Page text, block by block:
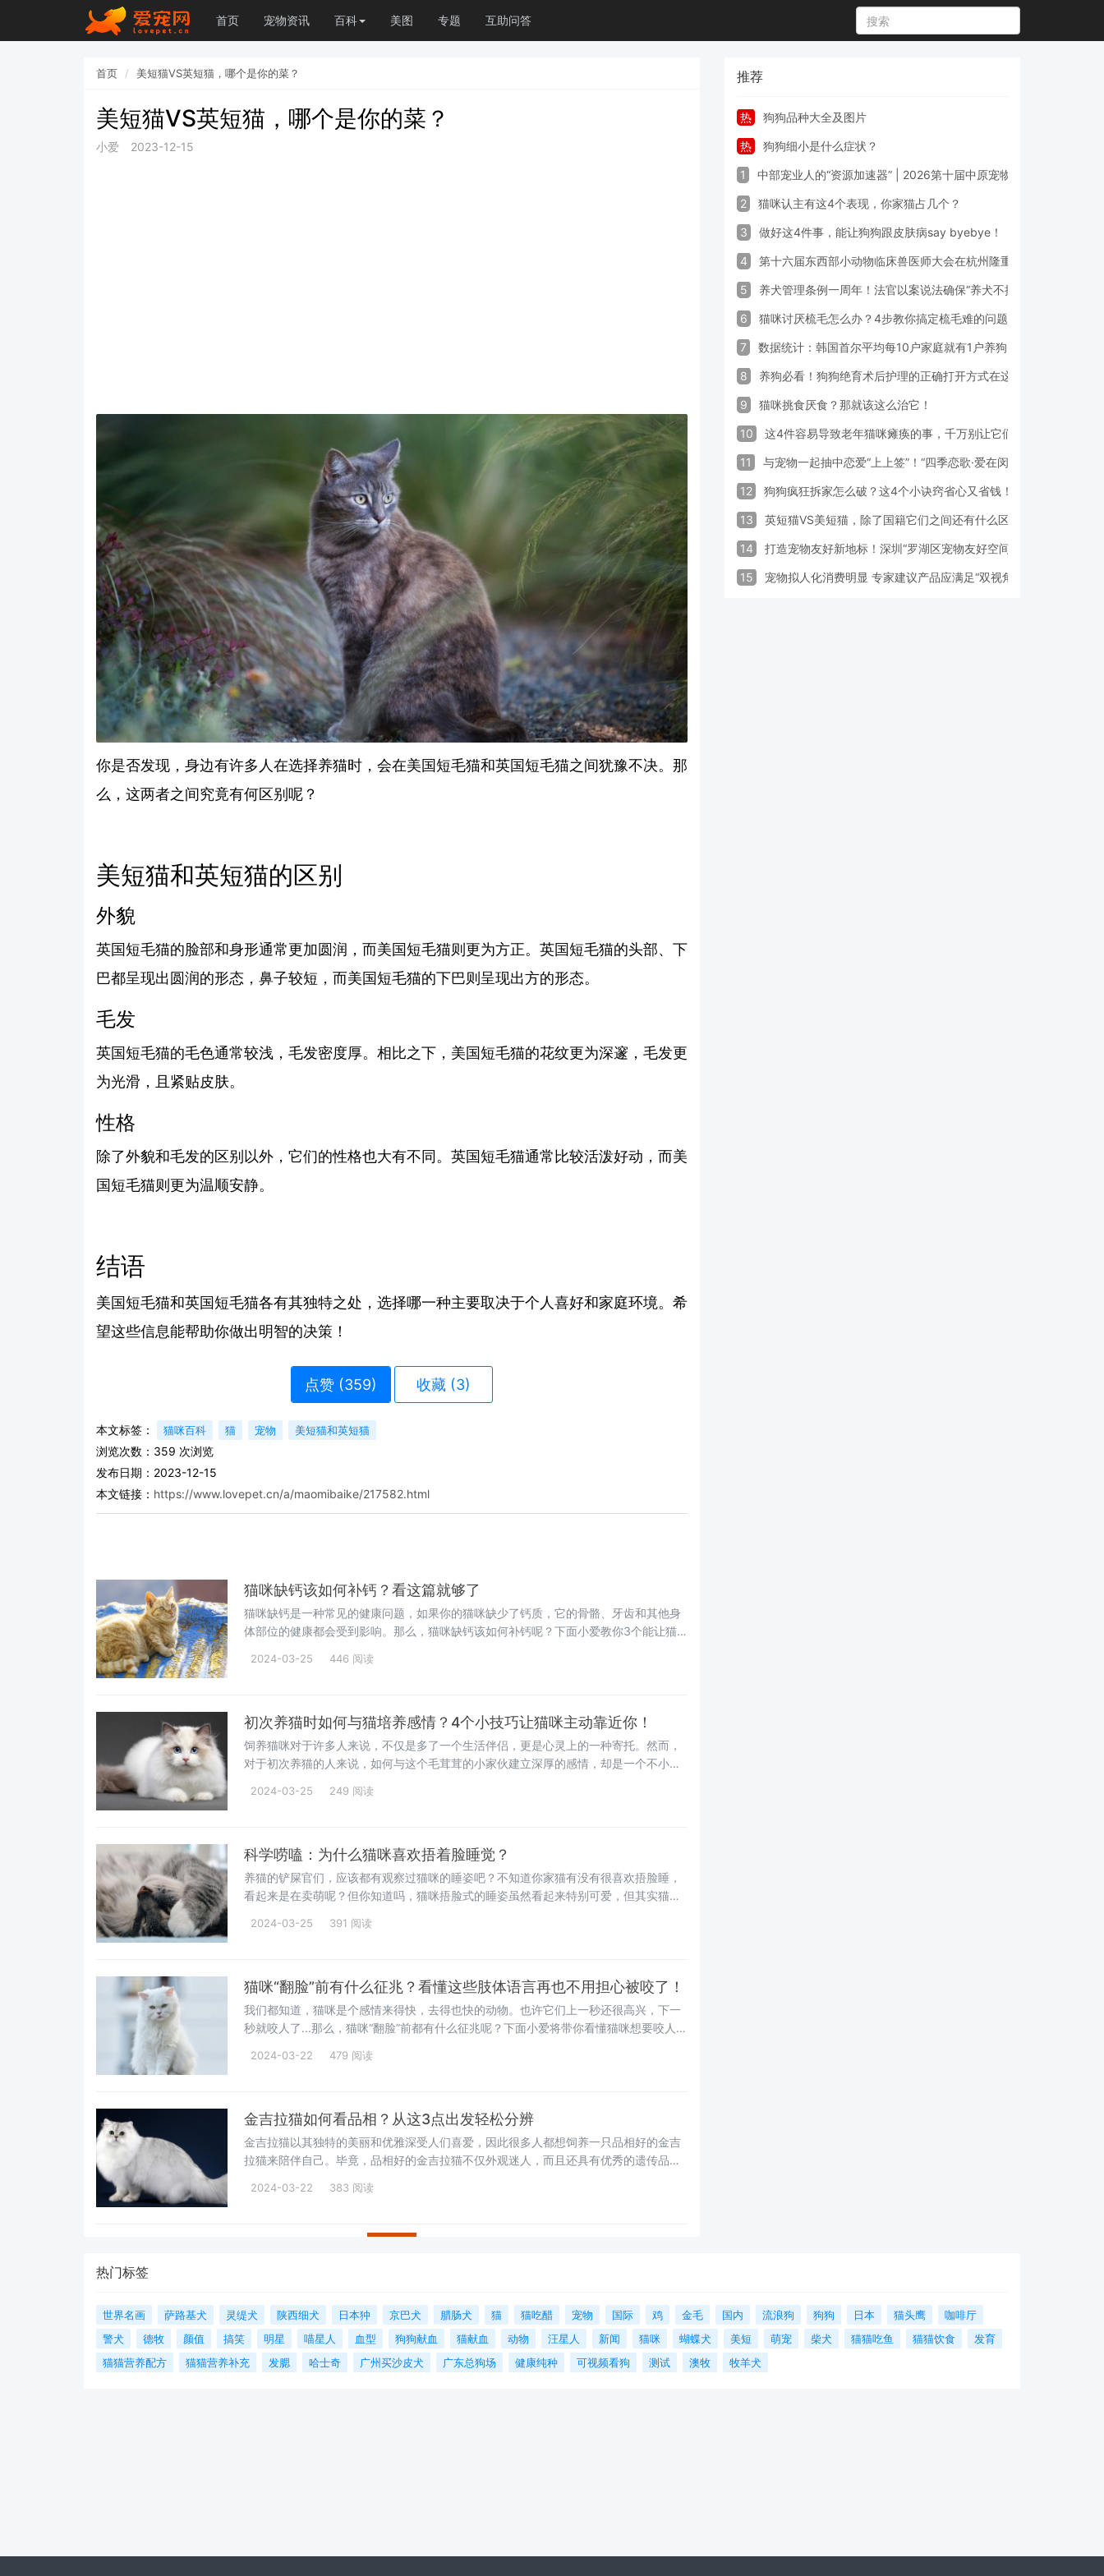
首页 宠物资讯 百科 美图 专题 互助问答
首页 美短猫VS英短猫，哪个是你的菜？
美短猫VS英短猫，哪个是你的菜？
小爱 2023-12-15
你是否发现，身边有许多人在选择养猫时，会在美国短毛猫和英国短毛猫之间犹豫不决。那
么，这两者之间究竟有何区别呢？
美短猫和英短猫的区别
外貌
英国短毛猫的脸部和身形通常更加圆润，而美国短毛猫则更为方正。英国短毛猫的头部、下
巴都呈现出圆润的形态，鼻子较短，而美国短毛猫的下巴则呈现出方的形态。
毛发
英国短毛猫的毛色通常较浅，毛发密度厚。相比之下，美国短毛猫的花纹更为深邃，毛发更
为光滑，且紧贴皮肤。
性格
除了外貌和毛发的区别以外，它们的性格也大有不同。英国短毛猫通常比较活泼好动，而美
国短毛猫则更为温顺安静。
结语
美国短毛猫和英国短毛猫各有其独特之处，选择哪一种主要取决于个人喜好和家庭环境。希
望这些信息能帮助你做出明智的决策！
点赞 (359) 收藏 (3)
本文标签： 猫咪百科 猫 宠物 美短猫和英短猫
浏览次数： 359 次浏览
发布日期：2023-12-15
本文链接： https://www.lovepet.cn/a/maomibaike/217582.html
猫咪缺钙该如何补钙？看这篇就够了
猫咪缺钙是一种常见的健康问题，如果你的猫咪缺少了钙质，它的骨骼、牙齿和其他身
体部位的健康都会受到影响。那么，猫咪缺钙该如何补钙呢？下面小爱教你3个能让猫
2024-03-25 446 阅读
初次养猫时如何与猫培养感情？4个小技巧让猫咪主动靠近你！
饲养猫咪对于许多人来说，不仅是多了一个生活伴侣，更是心灵上的一种寄托。然而，
对于初次养猫的人来说，如何与这个毛茸茸的小家伙建立深厚的感情，却是一个不小的
屎官不妨试试以下4个办法，试完保证让猫咪主动靠近你~
2024-03-25 249 阅读
科学唠嗑：为什么猫咪喜欢捂着脸睡觉？
养猫的铲屎官们，应该都有观察过猫咪的睡姿吧？不知道你家猫有没有很喜欢捂脸睡，
看起来是在卖萌呢？但你知道吗，猫咪捂脸式的睡姿虽然看起来特别可爱，但其实猫咪
2024-03-25 391 阅读
猫咪“翻脸”前有什么征兆？看懂这些肢体语言再也不用担心被咬了！
我们都知道，猫咪是个感情来得快，去得也快的动物。也许它们上一秒还很高兴，下一
秒就咬人了...那么，猫咪“翻脸”前都有什么征兆呢？下面小爱将带你看懂猫咪想要咬人前
2024-03-22 479 阅读
金吉拉猫如何看品相？从这3点出发轻松分辨
金吉拉猫以其独特的美丽和优雅深受人们喜爱，因此很多人都想饲养一只品相好的金吉
拉猫来陪伴自己。毕竟，品相好的金吉拉猫不仅外观迷人，而且还具有优秀的遗传品
晓！
2024-03-22 383 阅读
推荐
热 狗狗品种大全及图片
热 狗狗细小是什么症状？
1 中部宠业人的“资源加速器” | 2026第十届中原宠物展专业观众预登
2 猫咪认主有这4个表现，你家猫占几个？
3 做好这4件事，能让狗狗跟皮肤病say byebye！
4 第十六届东西部小动物临床兽医师大会在杭州隆重开幕
5 养犬管理条例一周年！法官以案说法确保“养犬不掉链”
6 猫咪讨厌梳毛怎么办？4步教你搞定梳毛难的问题！
7 数据统计：韩国首尔平均每10户家庭就有1户养狗
8 养狗必看！狗狗绝育术后护理的正确打开方式在这里
9 猫咪挑食厌食？那就该这么治它！
10 这4件容易导致老年猫咪瘫痪的事，千万别让它们做！
11 与宠物一起抽中恋爱“上上签”！“四季恋歌·爱在闵行”携宠交友引领
12 狗狗疯狂拆家怎么破？这4个小诀窍省心又省钱！
13 英短猫VS美短猫，除了国籍它们之间还有什么区别？
14 打造宠物友好新地标！深圳“罗湖区宠物友好空间活动周”启动
15 宠物拟人化消费明显 专家建议产品应满足“双视角需求”
热门标签
世界名画 萨路基犬 灵缇犬 陕西细犬 日本狆 京巴犬 腊肠犬 猫 猫吃醋 宠物 国际 鸡 金毛 国内 流浪狗 狗狗 日本 猫头鹰
咖啡厅
警犬
德牧 颜值 搞笑 明星 喵星人 血型 狗狗献血 猫献血 动物 汪星人 新闻 猫咪 蝴蝶犬 美短 萌宠 柴犬 猫猫吃鱼 猫猫饮食
发育
猫猫营养配方
猫猫营养补充 发腮 哈士奇 广州买沙皮犬 广东总狗场 健康纯种 可视频看狗 测试 澳牧 牧羊犬